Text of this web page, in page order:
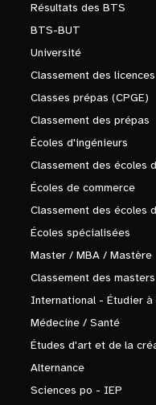
Résultats des BTS
BTS-BUT
Université
Classement des licences
Classes prépas (CPGE)
Classement des prépas
Écoles d'ingénieurs
Classement des écoles
Écoles de commerce
Classement des écoles
Écoles spécialisées
Master / MBA / Mastère
Classement des masters
International - Étudier à
Médecine / Santé
Études d'art et de la
Alternance
Sciences po - IEP